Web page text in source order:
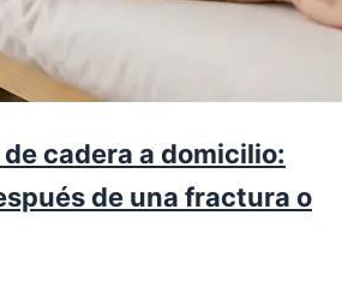
cadera a domicilio:
de una fractura o